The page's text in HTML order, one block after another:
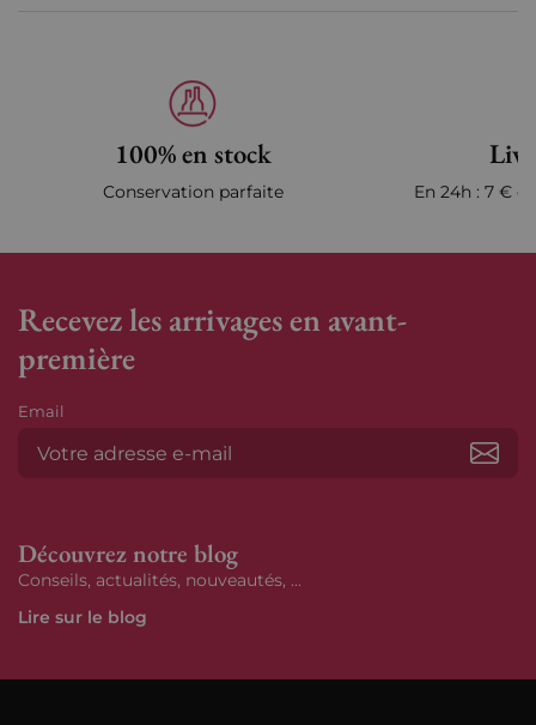
100% en stock
Conservation parfaite En 24h : 7 €
Recevez les arrivages en avant-
première
Email
Découvrez notre blog
Conseils, actualités, nouveautés, ...
Lire sur le blog